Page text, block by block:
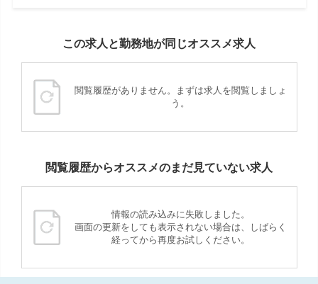
この求人と勤務地が同じオススメ求人
閲覧履歴がありません。まずは求人を閲覧しましょ
う。
閲覧履歴からオススメのまだ見ていない求人
情報の読み込みに失敗しました。
画面の更新をしても表示されない場合は、しばらく
経ってから再度お試しください。